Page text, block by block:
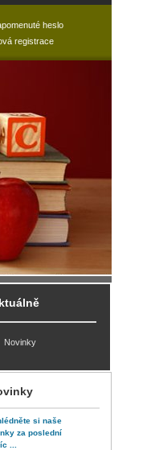
Novinky
si naše
za poslední
...
heslo
registrace